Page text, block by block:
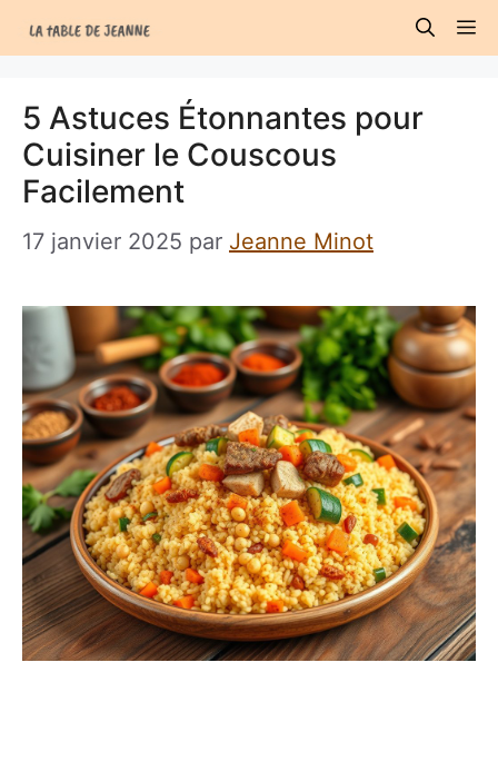
au
5 Astuces Étonnantes pour
Cuisiner le Couscous
Facilement
17 janvier 2025 par Jeanne Minot